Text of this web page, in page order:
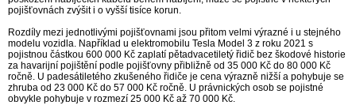
pojišťovnách zvýšit i o vyšší tisíce korun.
Rozdíly mezi jednotlivými pojišťovnami jsou přitom velmi výrazné i u stejného
modelu vozidla. Například u elektromobilu Tesla Model 3 z roku 2021 s
pojistnou částkou 600 000 Kč zaplatí pětadvacetiletý řidič bez škodové historie
za havarijní pojištění podle pojišťovny přibližně od 35 000 Kč do 80 000 Kč
ročně. U padesátiletého zkušeného řidiče je cena výrazně nižší a pohybuje se
zhruba od 23 000 Kč do 57 000 Kč ročně. U právnických osob se pojistné
obvykle pohybuje v rozmezí 25 000 Kč až 70 000 Kč.